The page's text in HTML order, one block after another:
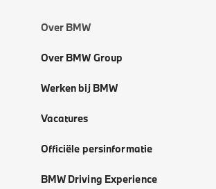
Over BMW
Over BMW Group
Werken bij BMW
Vacatures
Officiële persinformatie
BMW Driving Experience